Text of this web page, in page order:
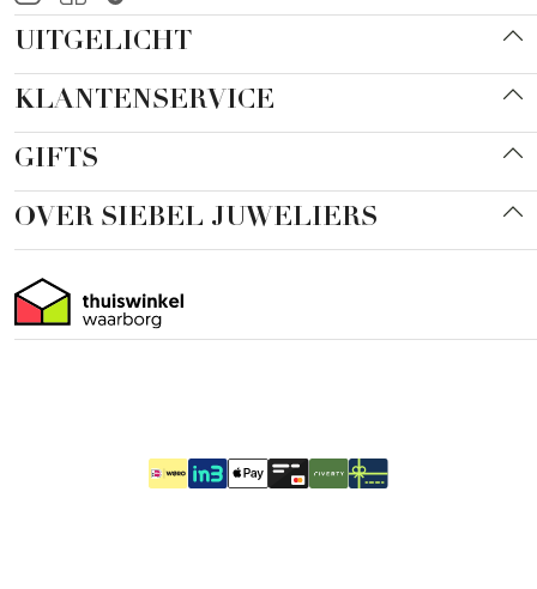
UITGELICHT
KLANTENSERVICE
GIFTS
OVER SIEBEL JUWELIERS